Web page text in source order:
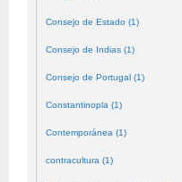
Consejo de Estado (1)
Consejo de Indias (1)
Consejo de Portugal (1)
Constantinopla (1)
Contemporánea (1)
contracultura (1)